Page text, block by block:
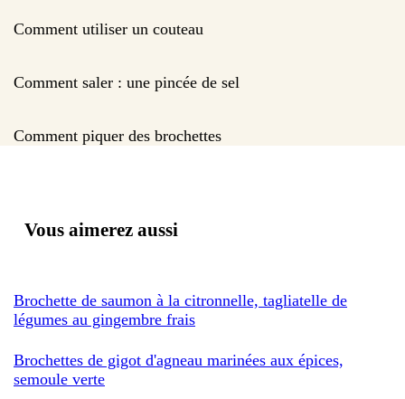
Comment utiliser un couteau
Comment saler : une pincée de sel
Comment piquer des brochettes
Vous aimerez aussi
Brochette de saumon à la citronnelle, tagliatelle de
légumes au gingembre frais
Brochettes de gigot d'agneau marinées aux épices,
semoule verte